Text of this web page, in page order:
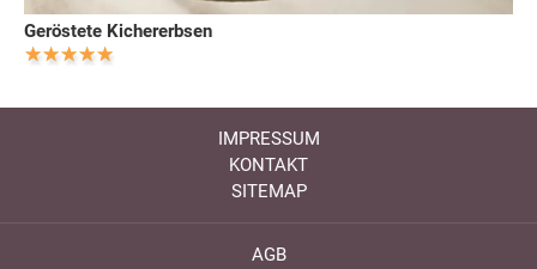
Geröstete Kichererbsen
IMPRESSUM
KONTAKT
SITEMAP
AGB